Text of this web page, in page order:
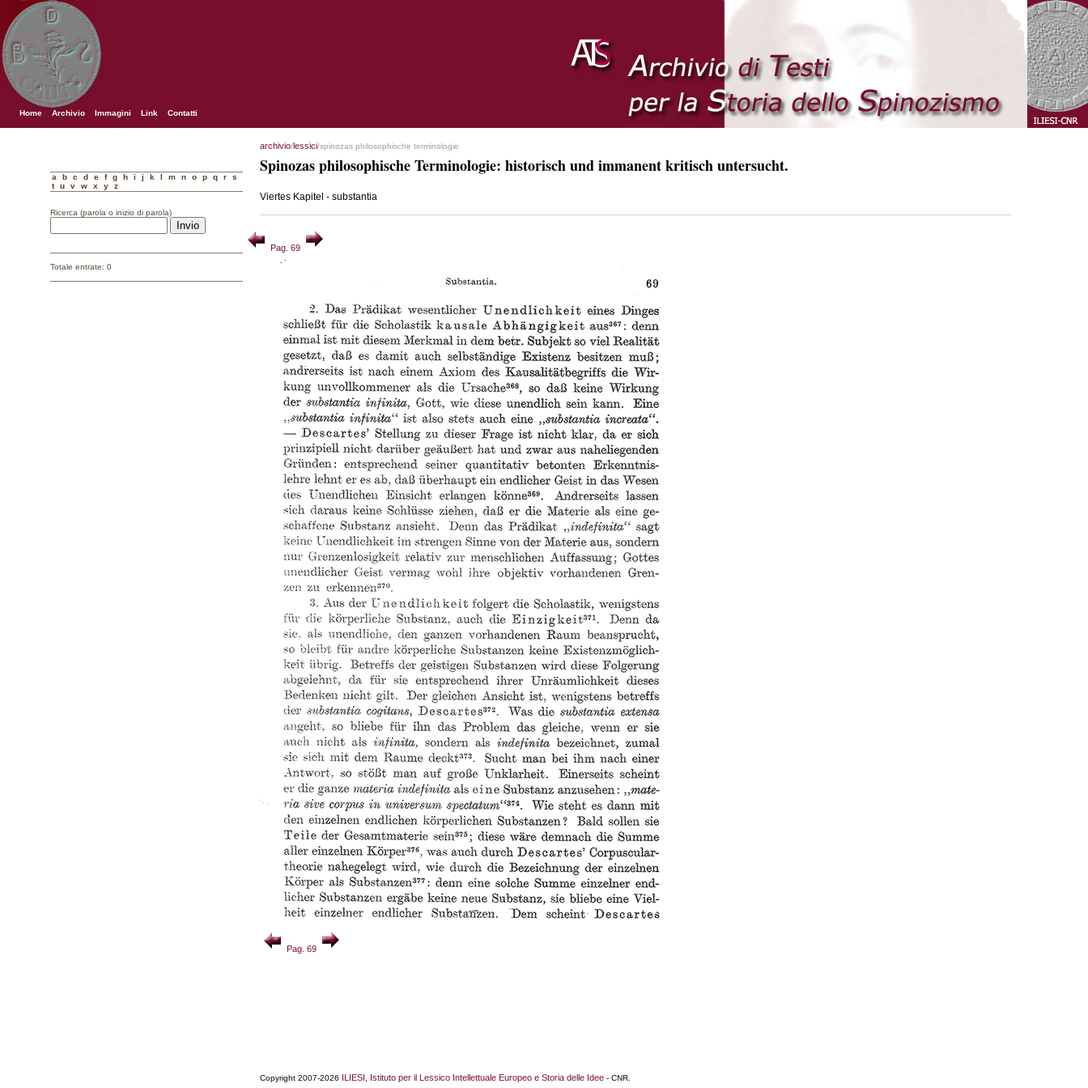
Home Archivio Immagini Link Contatti
a b c d e f g h i j k l m n o p q r
s
t
u v w x y z
Ricerca (parola o inizio di parola)
Totale entrate: 0
archivio/lessici/spinozas philosophische terminologie
Spinozas philosophische Terminologie: historisch und immanent kritisch untersucht.
Viertes Kapitel - substantia
Pag. 69
Pag. 69
Copyright 2007-2026 ILIESI, Istituto per il Lessico Intellettuale Europeo e Storia delle Idee - CNR.